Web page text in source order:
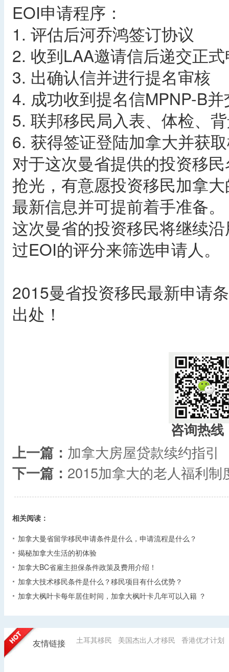
EOI申请程序：
1. 评估后河乔鸿签订协议
2. 收到LAA邀请信后递交正
3. 出确认信并进行提名审核
4. 成功收到提名信MPNP-B
5. 联邦移民局入表、体检、
6. 获得签证登陆加拿大并获
对于这次曼省提供的投资移
抢光，有意愿投资移民加拿
最新信息并可提前着手准备。
这次曼省的投资移民将继续
过EOI的评分来筛选申请人。
2015曼省投资移民最新申请
出处！
咨询热线
上一篇： 加拿大房屋贷款续约指引
下一篇： 2015加拿大的老人福利制
相关阅读：
加拿大曼省留学移民申请条件是什么，申请流程是什么？
揭秘加拿大生活的初体验
加拿大BC省雇主担保条件政策及费用介绍！
加拿大技术移民条件是什么？移民项目有什么优势？
加拿大枫叶卡每年居住时间，加拿大枫叶卡几年可以入籍 ？
友情链接 土耳其移民 美国杰出人才移民 香港优才计划